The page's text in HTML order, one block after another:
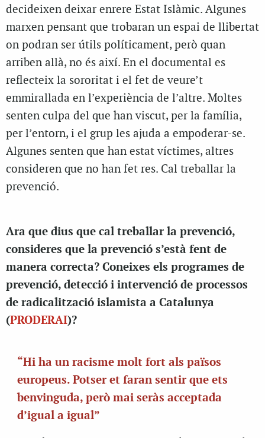
decideixen deixar enrere Estat Islàmic. Algunes
marxen pensant que trobaran un espai de llibertat
on podran ser útils políticament, però quan
arriben allà, no és així. En el documental es
reflecteix la sororitat i el fet de veure’t
emmirallada en l’experiència de l’altre. Moltes
senten culpa del que han viscut, per la família,
per l’entorn, i el grup les ajuda a empoderar-se.
Algunes senten que han estat víctimes, altres
consideren que no han fet res. Cal treballar la
prevenció.
Ara que dius que cal treballar la prevenció,
consideres que la prevenció s’està fent de
manera correcta? Coneixes els programes de
prevenció, detecció i intervenció de processos
de radicalització islamista a Catalunya
(PRODERAI)?
“Hi ha un racisme molt fort als països
europeus. Potser et faran sentir que ets
benvinguda, però mai seràs acceptada
d’igual a igual”